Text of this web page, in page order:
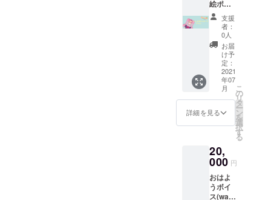
を読み
上げさ
せてい
ただき
ます。
※備考欄
にご希
望のお
名前を
ご記入
くださ
い。
絵ポス
トカー
ド(直筆
サイン
入り・
郵送) ＋
お礼の
動画(ひ
とりひ
とり収
録させ
ていた
だきま
す。) ＋
ル立ち
絵ポス
トカー
ド
(JPEG)
＋
支援
者：
0人
お届
け予
定：
2021
年07
月
詳細を見る
こ
の
リ
タ
ー
ン
を
選
択
す
る
20,
000 円
おはよ
うボイ
ス(wav)